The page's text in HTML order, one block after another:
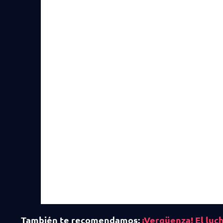
También te recomendamos: ¡Vergüenza! El